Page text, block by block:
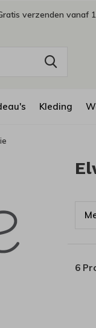
Kleding
verzenden vanaf
6